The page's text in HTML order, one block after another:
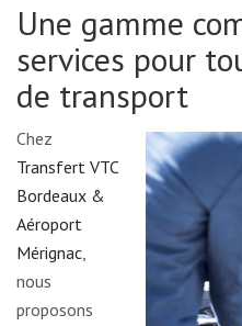
Une gamme
services pour
de transport
Chez
Transfert VTC
Bordeaux &
Aéroport
Mérignac,
nous
proposons